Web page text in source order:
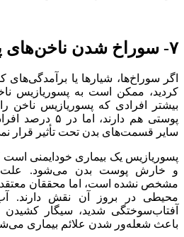
۷- سوراخ شدن ناخن‌های پا
اگر سوراخ‌ها، شیارها یا برآمدگی‌های
کردید، ممکن است به پسوریازیس
بیشتر افرادی که پسوریازیس ناخن
پوستی هم دارند،
سایر قسمت‌های بدن تحت تأثیر قرار
پسوریازیس یک بیماری خودایمنی
و خارش پوست بدن می‌شود. علت
مشخص نشده است، اما محققان
محیطی در بروز آن نقش
آفتاب‌سوختگی شدید، سیگار
باعث شعله‌ور شدن علائم بیماری